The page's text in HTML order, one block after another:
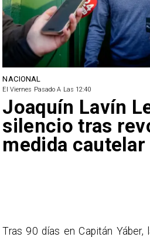
NACIONAL
El Viernes Pasado A Las 12:40
Joaquín Lavín
silencio tras
medida cautelar
Tras 90 días en Capitán